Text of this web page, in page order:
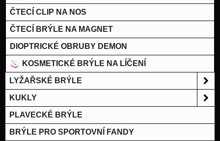
ČTECÍ CLIP NA NOS
ČTECÍ BRÝLE NA MAGNET
DIOPTRICKÉ OBRUBY DEMON
KOSMETICKÉ BRÝLE NA LÍČENÍ
LYŽAŘSKÉ BRÝLE
KUKLY
PLAVECKÉ BRÝLE
BRÝLE PRO SPORTOVNÍ FANDY